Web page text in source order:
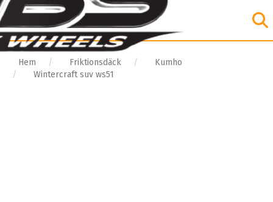
Hem Friktionsdäck
Kumho
Wintercraft suv ws51